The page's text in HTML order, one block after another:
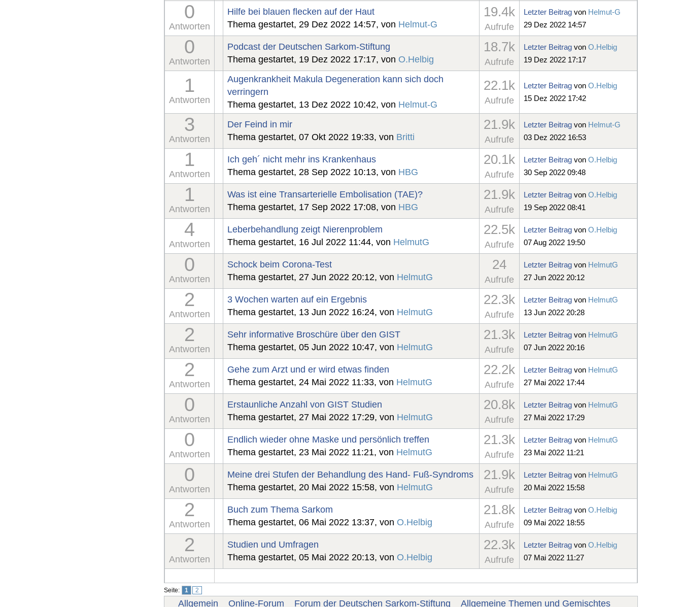
0
Antworten
Hilfe bei blauen flecken auf der Haut
Thema gestartet, 29 Dez 2022 14:57, von Helmut-G
19.4k
Aufrufe
Letzter Beitrag von Helmut-G
29 Dez 2022 14:57
0
Antworten
Podcast der Deutschen Sarkom-Stiftung
Thema gestartet, 19 Dez 2022 17:17, von O.Helbig
18.7k
Aufrufe
Letzter Beitrag von O.Helbig
19 Dez 2022 17:17
1
Antworten
Augenkrankheit Makula Degeneration kann sich doch
verringern
Thema gestartet, 13 Dez 2022 10:42, von Helmut-G
22.1k
Aufrufe
Letzter Beitrag von O.Helbig
15 Dez 2022 17:42
3
Antworten
Der Feind in mir
Thema gestartet, 07 Okt 2022 19:33, von Britti
21.9k
Aufrufe
Letzter Beitrag von Helmut-G
03 Dez 2022 16:53
1
Antworten
Ich geh´ nicht mehr ins Krankenhaus
Thema gestartet, 28 Sep 2022 10:13, von HBG
20.1k
Aufrufe
Letzter Beitrag von O.Helbig
30 Sep 2022 09:48
1
Antworten
Was ist eine Transarterielle Embolisation (TAE)?
Thema gestartet, 17 Sep 2022 17:08, von HBG
21.9k
Aufrufe
Letzter Beitrag von O.Helbig
19 Sep 2022 08:41
4
Antworten
Leberbehandlung zeigt Nierenproblem
Thema gestartet, 16 Jul 2022 11:44, von HelmutG
22.5k
Aufrufe
Letzter Beitrag von O.Helbig
07 Aug 2022 19:50
0
Antworten
Schock beim Corona-Test
Thema gestartet, 27 Jun 2022 20:12, von HelmutG
24
Aufrufe
Letzter Beitrag von HelmutG
27 Jun 2022 20:12
2
Antworten
3 Wochen warten auf ein Ergebnis
Thema gestartet, 13 Jun 2022 16:24, von HelmutG
22.3k
Aufrufe
Letzter Beitrag von HelmutG
13 Jun 2022 20:28
2
Antworten
Sehr informative Broschüre über den GIST
Thema gestartet, 05 Jun 2022 10:47, von HelmutG
21.3k
Aufrufe
Letzter Beitrag von HelmutG
07 Jun 2022 20:16
2
Antworten
Gehe zum Arzt und er wird etwas finden
Thema gestartet, 24 Mai 2022 11:33, von HelmutG
22.2k
Aufrufe
Letzter Beitrag von HelmutG
27 Mai 2022 17:44
0
Antworten
Erstaunliche Anzahl von GIST Studien
Thema gestartet, 27 Mai 2022 17:29, von HelmutG
20.8k
Aufrufe
Letzter Beitrag von HelmutG
27 Mai 2022 17:29
0
Antworten
Endlich wieder ohne Maske und persönlich treffen
Thema gestartet, 23 Mai 2022 11:21, von HelmutG
21.3k
Aufrufe
Letzter Beitrag von HelmutG
23 Mai 2022 11:21
0
Antworten
Meine drei Stufen der Behandlung des Hand- Fuß-Syndroms
Thema gestartet, 20 Mai 2022 15:58, von HelmutG
21.9k
Aufrufe
Letzter Beitrag von HelmutG
20 Mai 2022 15:58
2
Antworten
Buch zum Thema Sarkom
Thema gestartet, 06 Mai 2022 13:37, von O.Helbig
21.8k
Aufrufe
Letzter Beitrag von O.Helbig
09 Mai 2022 18:55
2
Antworten
Studien und Umfragen
Thema gestartet, 05 Mai 2022 20:13, von O.Helbig
22.3k
Aufrufe
Letzter Beitrag von O.Helbig
07 Mai 2022 11:27
Seite: 1 2
Allgemein Online-Forum Forum der Deutschen Sarkom-Stiftung Allgemeine Themen und Gemischtes